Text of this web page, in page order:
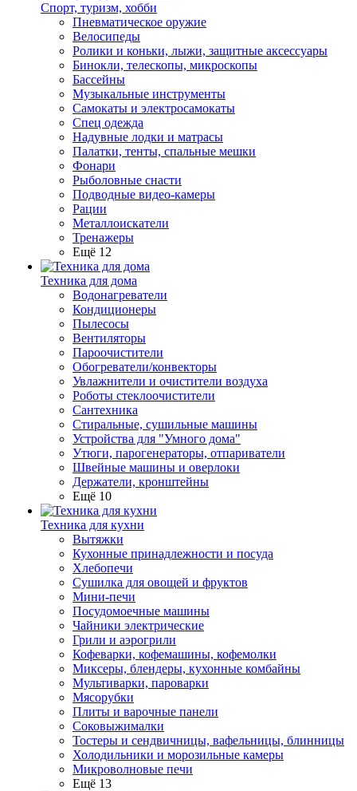
Спорт, туризм, хобби
Пневматическое оружие
Велосипеды
Ролики и коньки, лыжи, защитные аксессуары
Бинокли, телескопы, микроскопы
Бассейны
Музыкальные инструменты
Самокаты и электросамокаты
Спец одежда
Надувные лодки и матрасы
Палатки, тенты, спальные мешки
Фонари
Рыболовные снасти
Подводные видео-камеры
Рации
Металлоискатели
Тренажеры
Ещё 12
Техника для дома
Водонагреватели
Кондиционеры
Пылесосы
Вентиляторы
Пароочистители
Обогреватели/конвекторы
Увлажнители и очистители воздуха
Роботы стеклоочистители
Сантехника
Стиральные, сушильные машины
Устройства для "Умного дома"
Утюги, парогенераторы, отпариватели
Швейные машины и оверлоки
Держатели, кронштейны
Ещё 10
Техника для кухни
Вытяжки
Кухонные принадлежности и посуда
Хлебопечи
Сушилка для овощей и фруктов
Мини-печи
Посудомоечные машины
Чайники электрические
Грили и аэрогрили
Кофеварки, кофемашины, кофемолки
Миксеры, блендеры, кухонные комбайны
Мультиварки, пароварки
Мясорубки
Плиты и варочные панели
Соковыжималки
Тостеры и сендвичницы, вафельницы, блинницы
Холодильники и морозильные камеры
Микроволновые печи
Ещё 13